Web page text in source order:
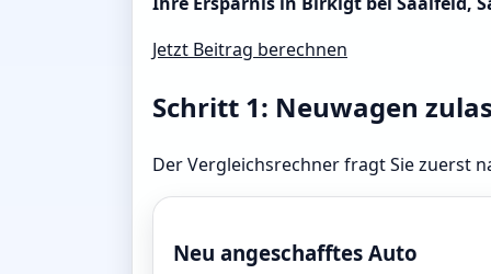
Jetzt Beitrag berechnen
Schritt 1: Neuwagen
Der Vergleichsrechner fragt Sie zuerst
Neu angeschafftes Auto